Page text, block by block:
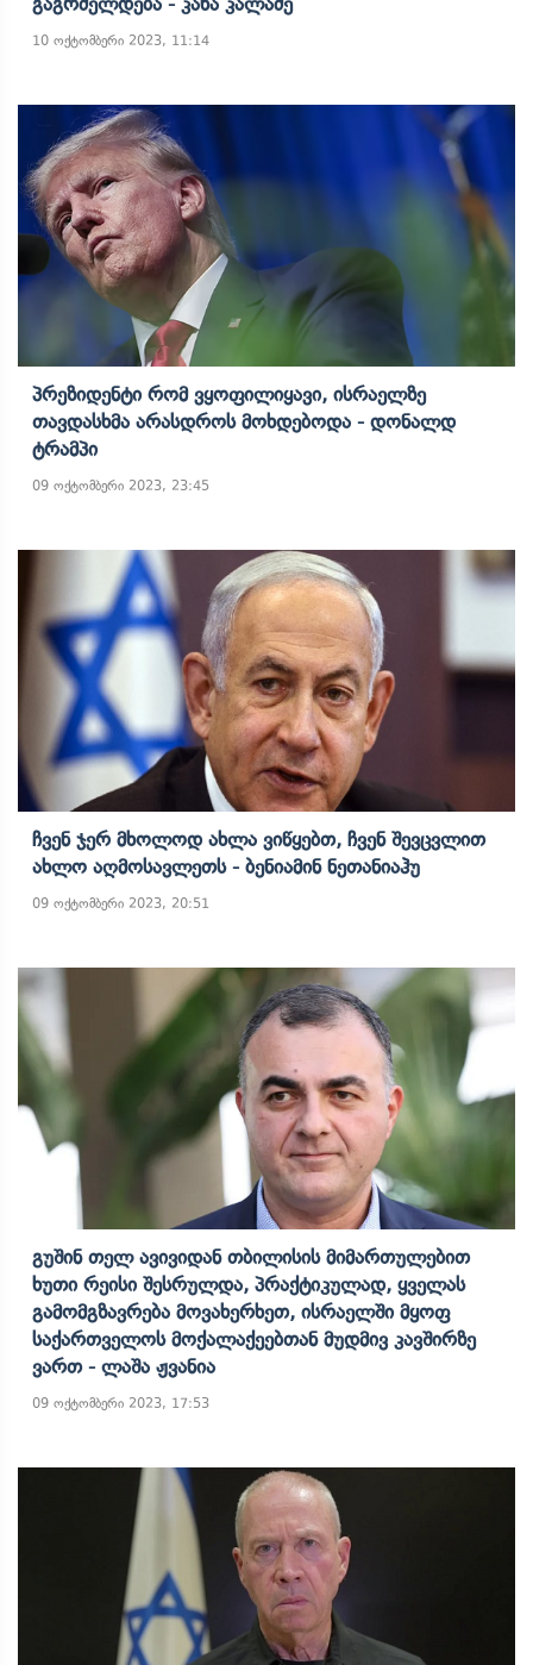
10 ოქტომბერი 2023, 11:14
Პრეზიდენტი Რომ Ვყოფილიყავი, Ისრაელზე
Თავდასხმა Არასდროს Მოხდებოდა - Დონალდ
Ტრამპი
09 ოქტომბერი 2023, 23:45
Ჩვენ Ჯერ Მხოლოდ Ახლა Ვიწყებთ, Ჩვენ Შევცვლით
Ახლო Აღმოსავლეთს - Ბენიამინ Ნეთანიაჰუ
09 ოქტომბერი 2023, 20:51
Გუშინ Თელ Ავივიდან Თბილისის Მიმართულებით
Ხუთი Რეისი Შესრულდა, Პრაქტიკულად, Ყველას
Გამომგზავრება Მოვახერხეთ, Ისრაელში Მყოფ
Საქართველოს Მოქალაქეებთან Მუდმივ Კავშირზე
Ვართ - Ლაშა Ჟვანია
09 ოქტომბერი 2023, 17:53